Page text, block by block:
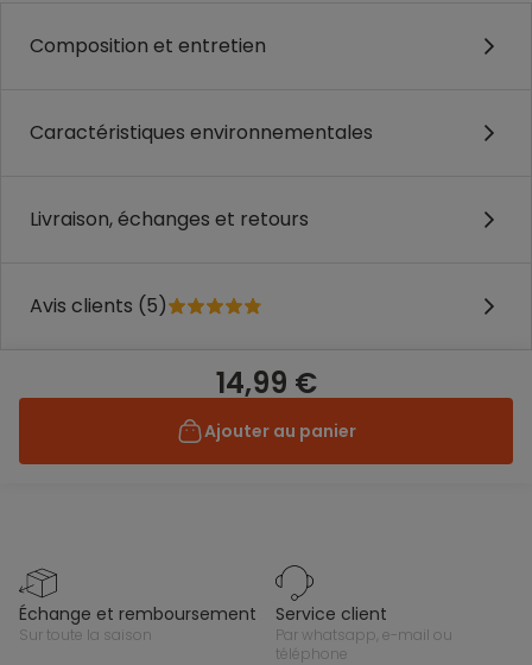
Composition et entretien
Caractéristiques environnementales
Livraison, échanges et retours
Avis clients (5)
14,99 €
Ajouter au panier
échange et remboursement
sur toute la saison
service client
par whatsapp, e-mail ou
téléphone